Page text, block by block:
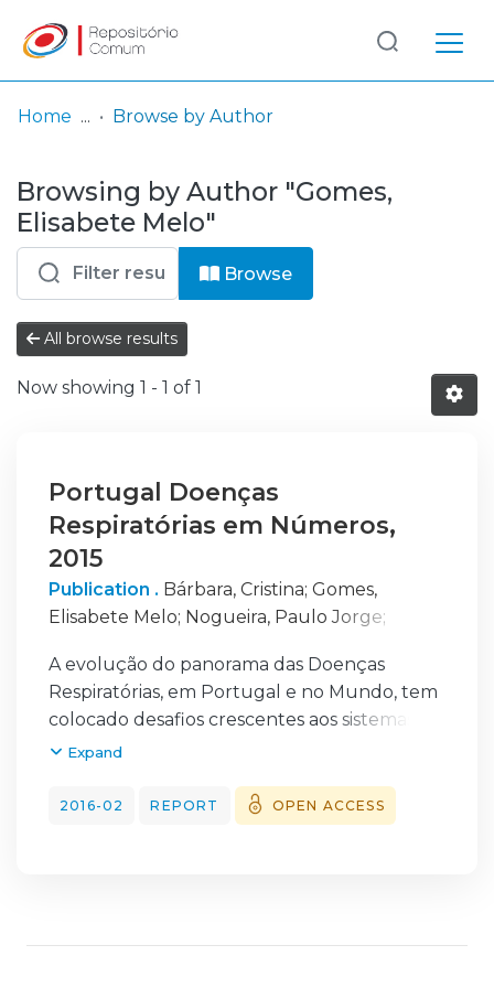
& Collections
Browse repository
Entities
Log
In
(current)
Home Browse by Author
Browsing by Author "Gomes,
Elisabete Melo"
Browse
All browse results
Now showing 1 - 1 of 1
Portugal Doenças
Respiratórias em Números,
2015
Publication . Bárbara, Cristina; Gomes,
Elisabete Melo; Nogueira, Paulo Jorge;
Alves, Maria Isabel ;Martins, José
A evolução do panorama das Doenças
Respiratórias, em Portugal e no Mundo, tem
colocado desafios crescentes aos sistemas de
saúde, relacionados com uma mudança de
um aumento crescente das doenças
respiratórias crónicas (DRC) em oposição a
longo prazo do tabagismo, mas também com
Expand
2016-02 REPORT OPEN ACCESS